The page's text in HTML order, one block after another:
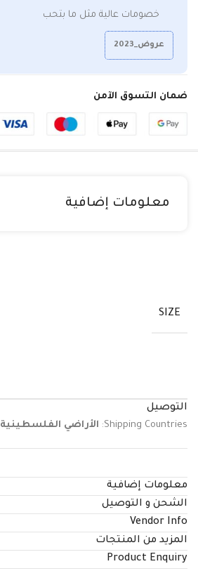
خصومات عالية مثل ما بتحب
عروض_2023
ضمان التسوق الآمن
معلومات إضافية
SIZE
التوصيل
Shipping Countries: الأراضي الفلسطينية
معلومات إضافية
الشحن و التوصيل
Vendor Info
المزيد من المنتجات
Product Enquiry